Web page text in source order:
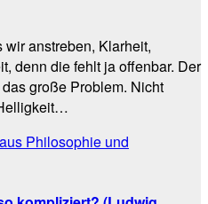
anstreben, Klarheit,
denn die fehlt ja offenbar. Der
große Problem. Nicht
Philosophie und